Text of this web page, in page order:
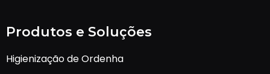
Produtos e Soluções
Higienização de Ordenha